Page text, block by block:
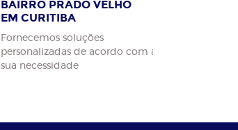
BAIRRO PRADO VELHO
EM CURITIBA
Fornecemos soluções
personalizadas de acordo com a
sua necessidade